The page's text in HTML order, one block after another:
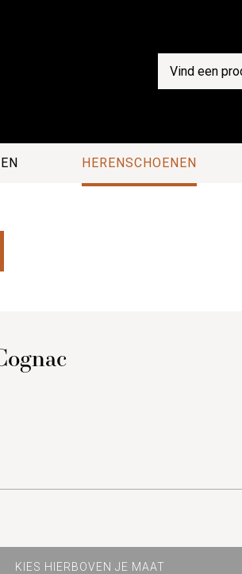
HERENSCHOENEN
KIES HIERBOVEN JE MAAT